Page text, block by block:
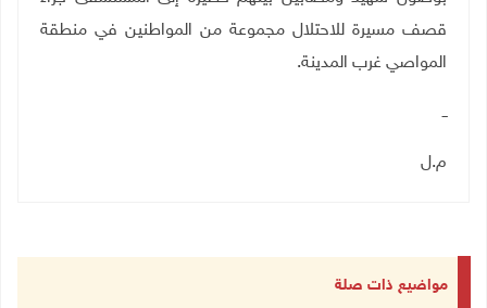
قصف مسيرة للاحتلال مجموعة من المواطنين في منطقة
المواصي غرب المدينة.
ــ
م.ل
مواضيع ذات صلة